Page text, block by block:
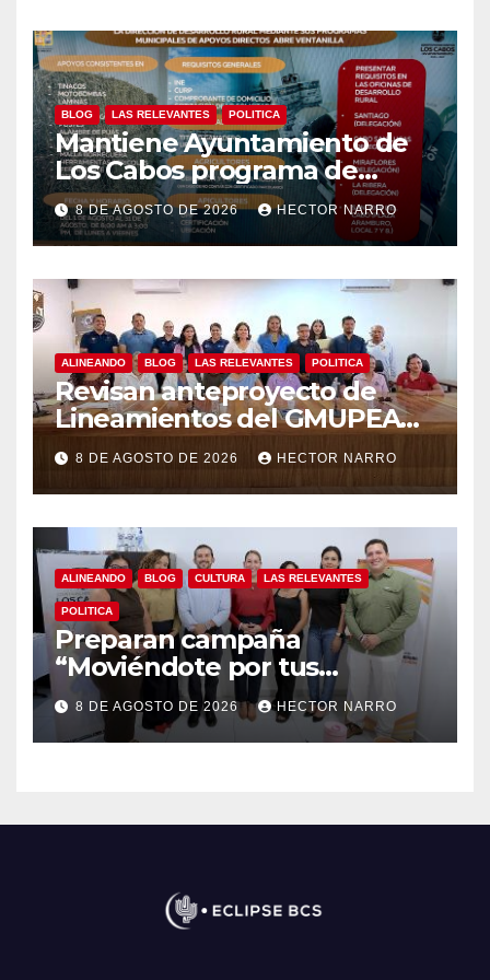
BLOG LAS RELEVANTES POLITICA
Mantiene Ayuntamiento de
Los Cabos programa de
apoyos para agricultores,
ganaderos y apicultores
8 DE AGOSTO DE 2026 HECTOR NARRO
ALINEANDO BLOG LAS RELEVANTES POLITICA
Revisan anteproyecto de
Lineamientos del GMUPEA
en Los Cabos
8 DE AGOSTO DE 2026 HECTOR NARRO
ALINEANDO BLOG CULTURA LAS RELEVANTES
POLITICA
Preparan campaña
“Moviéndote por tus
Derechos 2026” para
fortalecer la promoción y
protección de los derechos
8 DE AGOSTO DE 2026 HECTOR NARRO